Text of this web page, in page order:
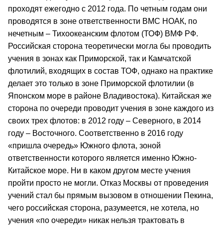
проходят ежегодно с 2012 года. По четным годам они
проводятся в зоне ответственности ВМС НОАК, по
нечетным – Тихоокеанским флотом (ТОФ) ВМФ РФ.
Российская сторона теоретически могла бы проводить
учения в зонах как Приморской, так и Камчатской
флотилий, входящих в состав ТОФ, однако на практике
делает это только в зоне Приморской флотилии (в
Японском море в районе Владивостока). Китайская же
сторона по очереди проводит учения в зоне каждого из
своих трех флотов: в 2012 году – Северного, в 2014
году – Восточного. Соответственно в 2016 году
«пришла очередь» Южного флота, зоной
ответственности которого является именно Южно-
Китайское море. Ни в каком другом месте учения
пройти просто не могли. Отказ Москвы от проведения
учений стал бы прямым вызовом в отношении Пекина,
чего российская сторона, разумеется, не хотела, но
учения «по очереди» никак нельзя трактовать в